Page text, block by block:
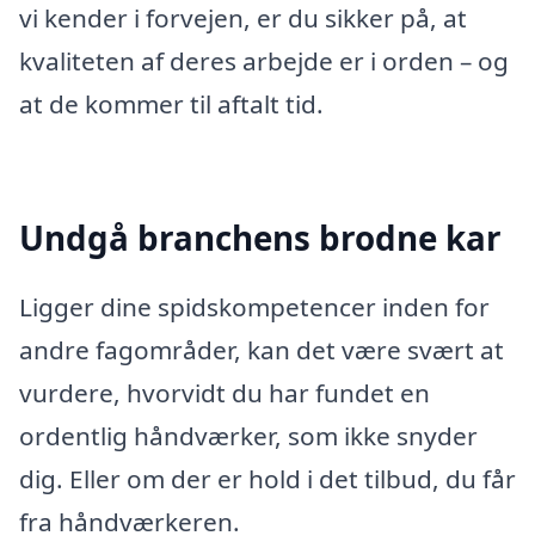
vi kender i forvejen, er du sikker på, at
kvaliteten af deres arbejde er i orden – og
at de kommer til aftalt tid.
Undgå branchens brodne kar
Ligger dine spidskompetencer inden for
andre fagområder, kan det være svært at
vurdere, hvorvidt du har fundet en
ordentlig håndværker, som ikke snyder
dig. Eller om der er hold i det tilbud, du får
fra håndværkeren.